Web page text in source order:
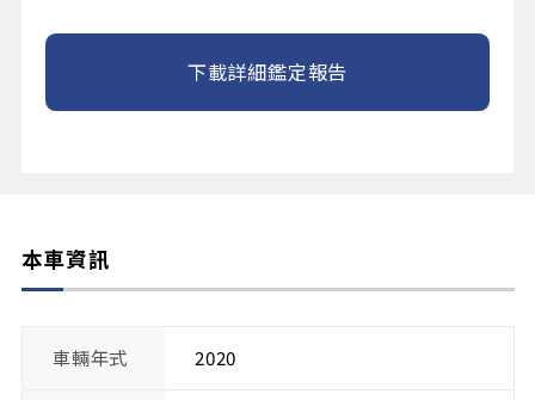
下載詳細鑑定報告
本車資訊
車輛年式 2020